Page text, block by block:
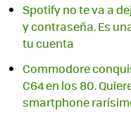
Spotify no te va a
y contraseña. Es
tu cuenta
Commodore
C64 en los 80.
smartphone